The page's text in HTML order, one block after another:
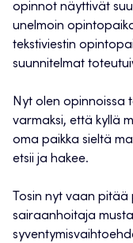
opinnot näyttivät
unelmoin
tekstiviestin
suunnitelmat
Nyt olen opinnoissa
varmaksi, että kyllä
oma paikka sieltä
etsii ja hakee.
Tosin nyt vaan
sairaanhoitaja